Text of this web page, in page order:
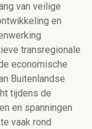
van veilige
en
transregionale
economische
Buitenlandse
tijdens de
en spanningen
vaak rond